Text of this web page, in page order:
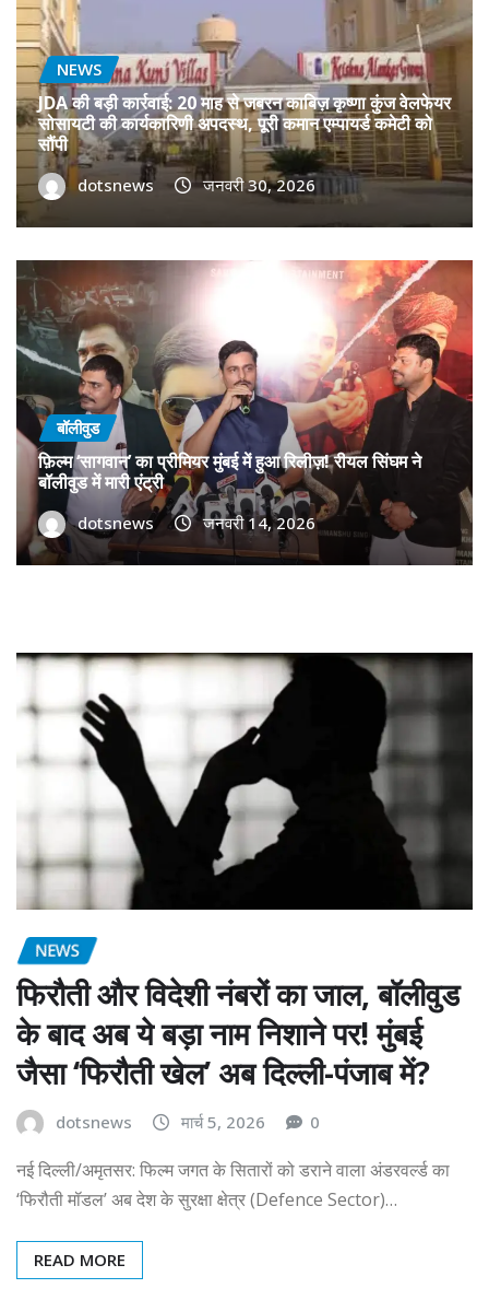
NEWS
JDA की बड़ी कार्रवाई: 20 माह से जबरन काबिज़ कृष्णा कुंज वेलफेयर
सोसायटी की कार्यकारिणी अपदस्थ, पूरी कमान एम्पायर्ड कमेटी को
सौंपी
dotsnews जनवरी 30, 2026
बॉलीवुड
फ़िल्म ‘सागवान’ का प्रीमियर मुंबई में हुआ रिलीज़! रीयल सिंघम ने
बॉलीवुड में मारी एंट्री
dotsnews जनवरी 14, 2026
NEWS
फिरौती और विदेशी नंबरों का जाल, बॉलीवुड
के बाद अब ये बड़ा नाम निशाने पर! मुंबई
जैसा ‘फिरौती खेल’ अब दिल्ली-पंजाब में?
dotsnews मार्च 5, 2026 0
नई दिल्ली/अमृतसर: फिल्म जगत के सितारों को डराने वाला अंडरवर्ल्ड का
‘फिरौती मॉडल’ अब देश के सुरक्षा क्षेत्र (Defence Sector)…
READ MORE